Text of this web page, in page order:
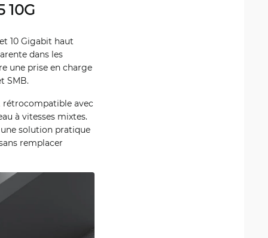
10G
10 Gigabit haut
dans les
une prise en charge
SMB.
rétrocompatible avec
à vitesses mixtes.
solution pratique
remplacer